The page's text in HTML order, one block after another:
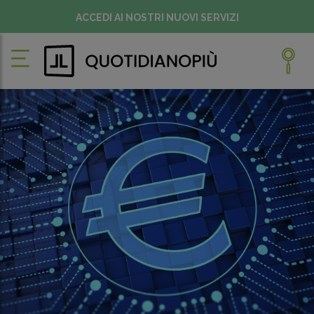
ACCEDI AI NOSTRI NUOVI SERVIZI